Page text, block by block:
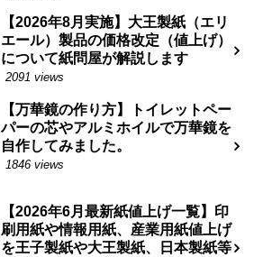
【2026年8月実施】大王製紙（エリ
エール）製品の価格改定（値上げ）
について紙問屋が解説します
2091 views
【万華鏡の作り方】トイレットペー
パーの芯やアルミホイルで万華鏡を
自作してみました。
1846 views
【2026年6月最新紙値上げ一覧】印
刷用紙や情報用紙、産業用紙値上げ
を王子製紙や大王製紙、日本製紙等